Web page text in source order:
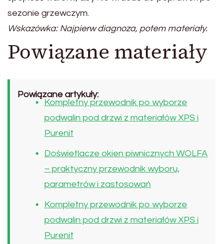
sezonie grzewczym.
Wskazówka: Najpierw diagnoza, potem materiały.
Powiązane materiały
Powiązane artykuły:
Kompletny przewodnik po wyborze
podwalin pod drzwi z materiałów XPS i
Purenit
Doświetlacze okien piwnicznych WOLFA
– praktyczny przewodnik wyboru,
parametrów i zastosowań
Kompletny przewodnik po wyborze
podwalin pod drzwi z materiałów XPS i
Purenit